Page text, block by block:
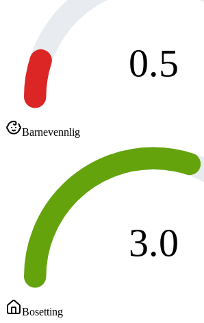
0.5
Barnevennlig
3.0
Bosetting